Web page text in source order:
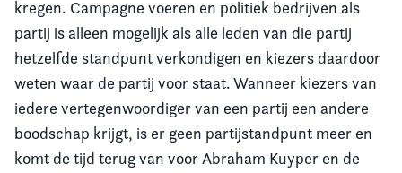
kregen. Campagne voeren en politiek bedrijven als
partij is alleen mogelijk als alle leden van die partij
hetzelfde standpunt verkondigen en kiezers daardoor
weten waar de partij voor staat. Wanneer kiezers van
iedere vertegenwoordiger van een partij een andere
boodschap krijgt, is er geen partijstandpunt meer en
komt de tijd terug van voor Abraham Kuyper en de